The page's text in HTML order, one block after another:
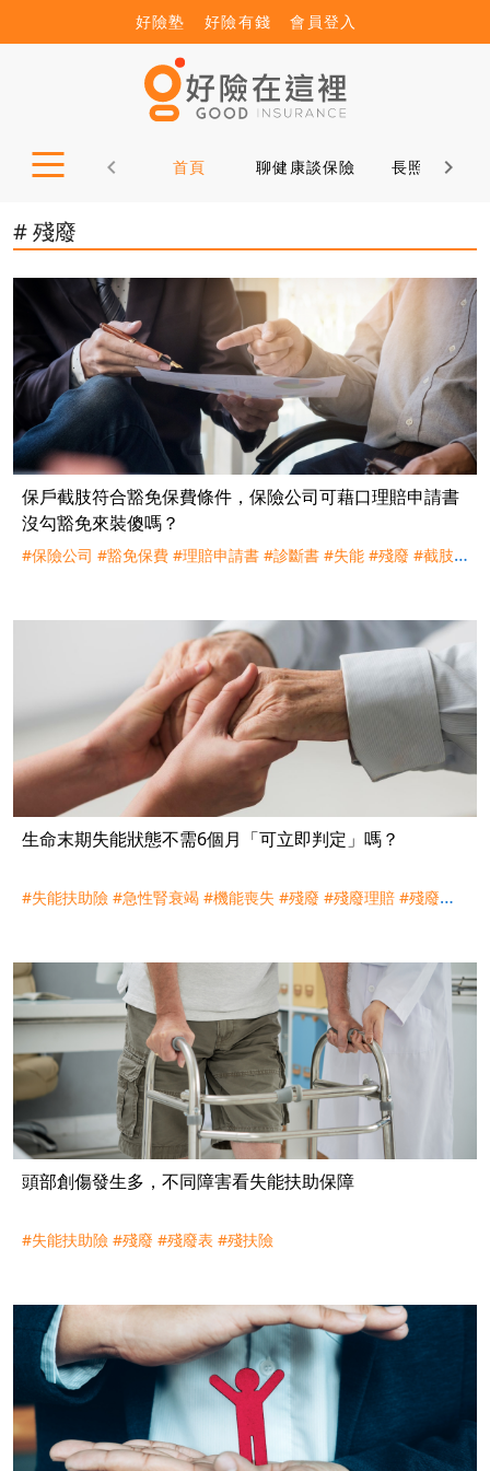
好險塾 好險有錢 會員登入
首頁 聊健康談保險 長照12問
# 殘廢
保戶截肢符合豁免保費條件，保險公司可藉口理賠申請書
沒勾豁免來裝傻嗎？
#保險公司 #豁免保費 #理賠申請書 #診斷書 #失能 #殘廢 #截肢#
生命末期失能狀態不需6個月「可立即判定」嗎？
#失能扶助險 #急性腎衰竭 #機能喪失 #殘廢 #殘廢理賠 #殘廢表
頭部創傷發生多，不同障害看失能扶助保障
#失能扶助險 #殘廢 #殘廢表 #殘扶險